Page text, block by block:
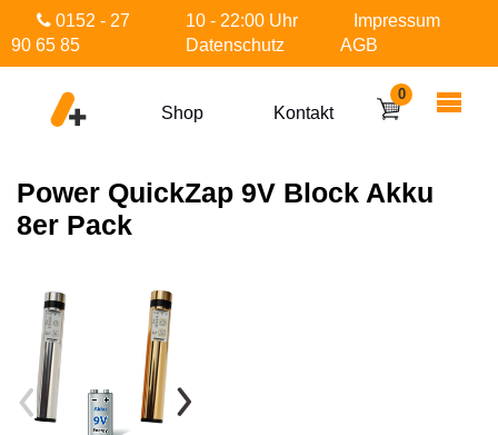
0152 - 27
90 65 85
10 - 22:00 Uhr
Impressum
Datenschutz
AGB
Shop Kontakt
0
Power QuickZap 9V Block Akku
8er Pack